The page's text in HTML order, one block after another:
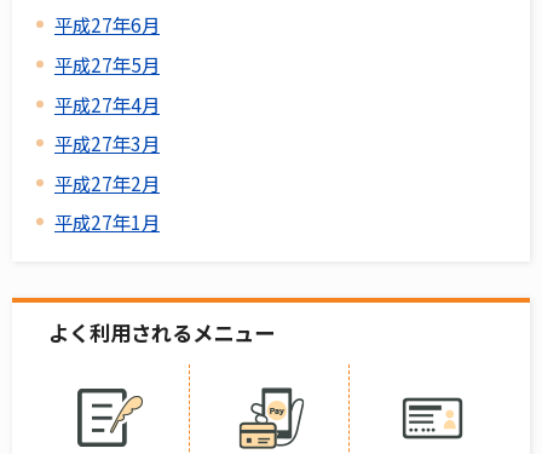
平成27年6月
平成27年5月
平成27年4月
平成27年3月
平成27年2月
平成27年1月
よく利用されるメニュー